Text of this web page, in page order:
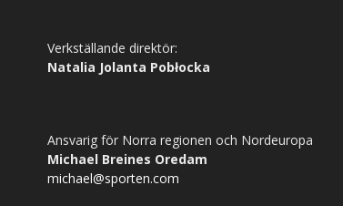
Verkställande direktör:
Natalia Jolanta Pobłocka
Ansvarig för Norra regionen och Nordeuropa
Michael Breines Oredam
michael@sporten.com